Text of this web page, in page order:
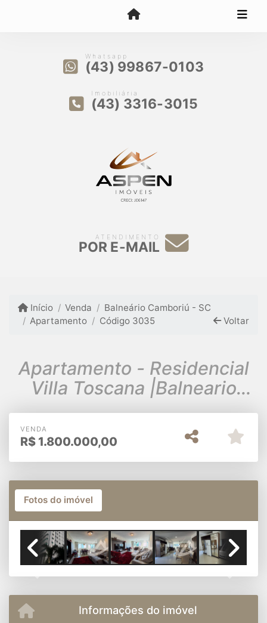
Whatsapp
(43) 99867-0103
Imobiliária
(43) 3316-3015
ATENDIMENTO
POR E-MAIL
Início Venda
Balneário Camboriú - SC
Apartamento
Código 3035 Voltar
Apartamento - Residencial
Villa Toscana |Balneario
Camburiú
VENDA
R$ 1.800.000,00
Fotos do imóvel
Informações do imóvel